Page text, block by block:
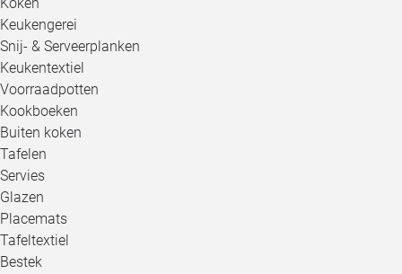
Keukengerei
Snij- & Serveerplanken
Keukentextiel
Voorraadpotten
Kookboeken
Buiten koken
Tafelen
Servies
Glazen
Placemats
Tafeltextiel
Bestek